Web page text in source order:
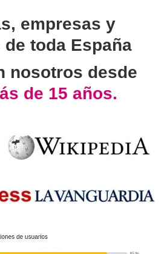
empresas y
toda España
nosotros desde
de 15 años.